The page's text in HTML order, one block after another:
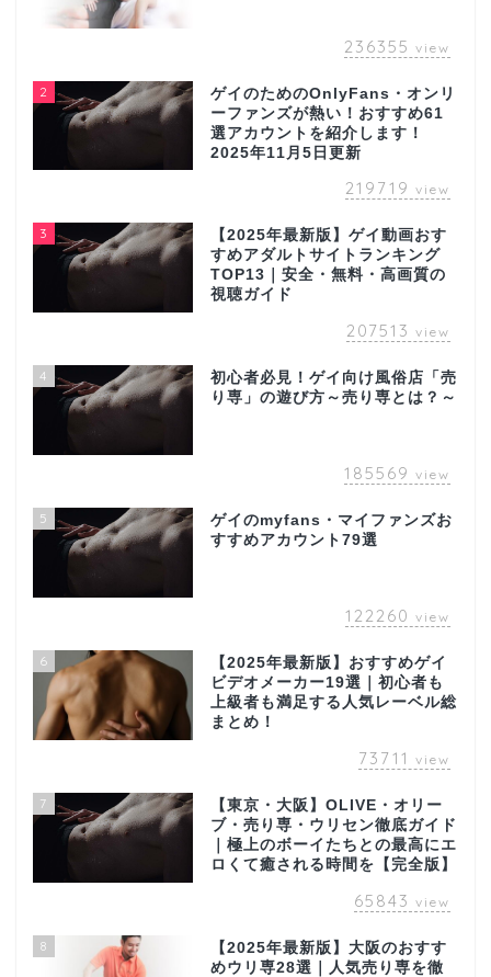
236355 view
2
ゲイのためのOnlyFans・オンリ
ーファンズが熱い！おすすめ61
選アカウントを紹介します！
2025年11月5日更新
219719 view
3
【2025年最新版】ゲイ動画おす
すめアダルトサイトランキング
TOP13｜安全・無料・高画質の
視聴ガイド
207513 view
4
初心者必見！ゲイ向け風俗店「売
り専」の遊び方～売り専とは？～
185569 view
5
ゲイのmyfans・マイファンズお
すすめアカウント79選
122260 view
6
【2025年最新版】おすすめゲイ
ビデオメーカー19選｜初心者も
上級者も満足する人気レーベル総
まとめ！
73711 view
7
【東京・大阪】OLIVE・オリー
ブ・売り専・ウリセン徹底ガイド
｜極上のボーイたちとの最高にエ
ロくて癒される時間を【完全版】
65843 view
8
【2025年最新版】大阪のおすす
めウリ専28選｜人気売り専を徹